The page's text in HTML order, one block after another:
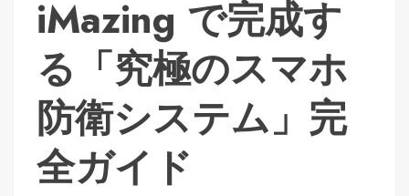
iMazing で完成す
る「究極のスマホ
防衛システム」完
全ガイド